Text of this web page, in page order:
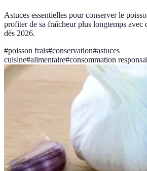
Astuces essentielles pour conserver le
profiter de sa fraîcheur plus longtemps avec
dès 2026.
#poisson frais#conservation#astuces
cuisine#alimentaire#consommation